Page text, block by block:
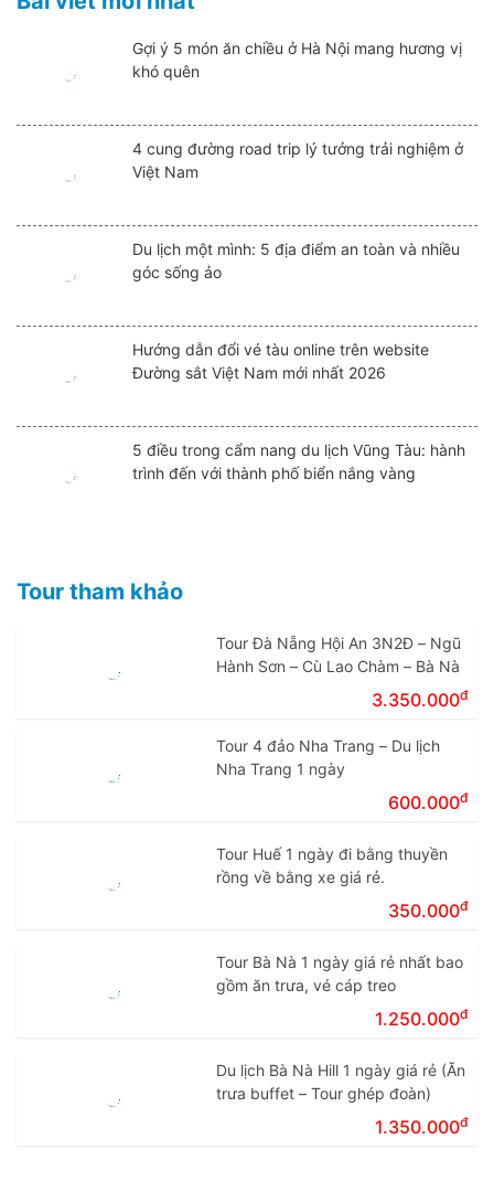
Gợi ý 5 món ăn chiều ở Hà Nội mang hương vị
khó quên
4 cung đường road trip lý tưởng trải nghiệm ở
Việt Nam
Du lịch một mình: 5 địa điểm an toàn và nhiều
góc sống ảo
Hướng dẫn đổi vé tàu online trên website
Đường sắt Việt Nam mới nhất 2026
5 điều trong cẩm nang du lịch Vũng Tàu: hành
trình đến với thành phố biển nắng vàng
Tour tham khảo
Tour Đà Nẵng Hội An 3N2Đ – Ngũ
Hành Sơn – Cù Lao Chàm – Bà Nà
3.350.000đ
Tour 4 đảo Nha Trang – Du lịch
Nha Trang 1 ngày
600.000đ
Tour Huế 1 ngày đi bằng thuyền
rồng về bằng xe giá rẻ.
350.000đ
Tour Bà Nà 1 ngày giá rẻ nhất bao
gồm ăn trưa, vé cáp treo
1.250.000đ
Du lịch Bà Nà Hill 1 ngày giá rẻ (Ăn
trưa buffet – Tour ghép đoàn)
1.350.000đ